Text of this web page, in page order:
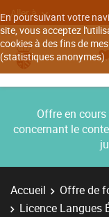
En poursuivant votre
site, vous acceptez
cookies à des fins de
(statistiques anonymes).
Aller à
Offre en
concernant le
Accueil Offre de
Licence Langues